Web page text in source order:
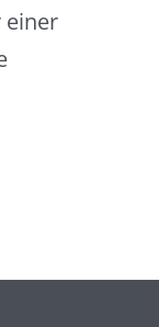
einer